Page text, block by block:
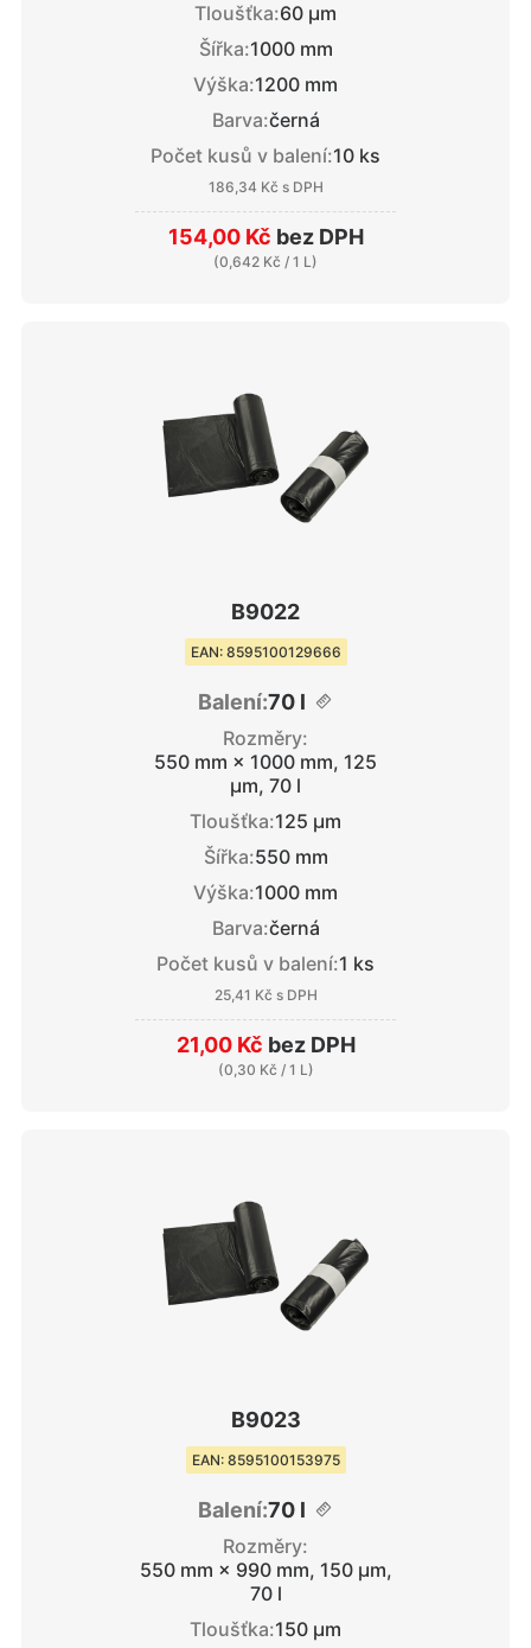
Tloušťka:60 μm
Šířka:1000 mm
Výška:1200 mm
Barva:černá
Počet kusů v balení:10 ks
186,34 Kč s DPH
154,00 Kč bez DPH
(0,642 Kč / 1 L)
B9022
EAN: 8595100129666
Balení:70 l
Rozměry:
550 mm × 1000 mm, 125
μm, 70 l
Tloušťka:125 μm
Šířka:550 mm
Výška:1000 mm
Barva:černá
Počet kusů v balení:1 ks
25,41 Kč s DPH
21,00 Kč bez DPH
(0,30 Kč / 1 L)
B9023
EAN: 8595100153975
Balení:70 l
Rozměry:
550 mm × 990 mm, 150 μm,
70 l
Tloušťka:150 μm